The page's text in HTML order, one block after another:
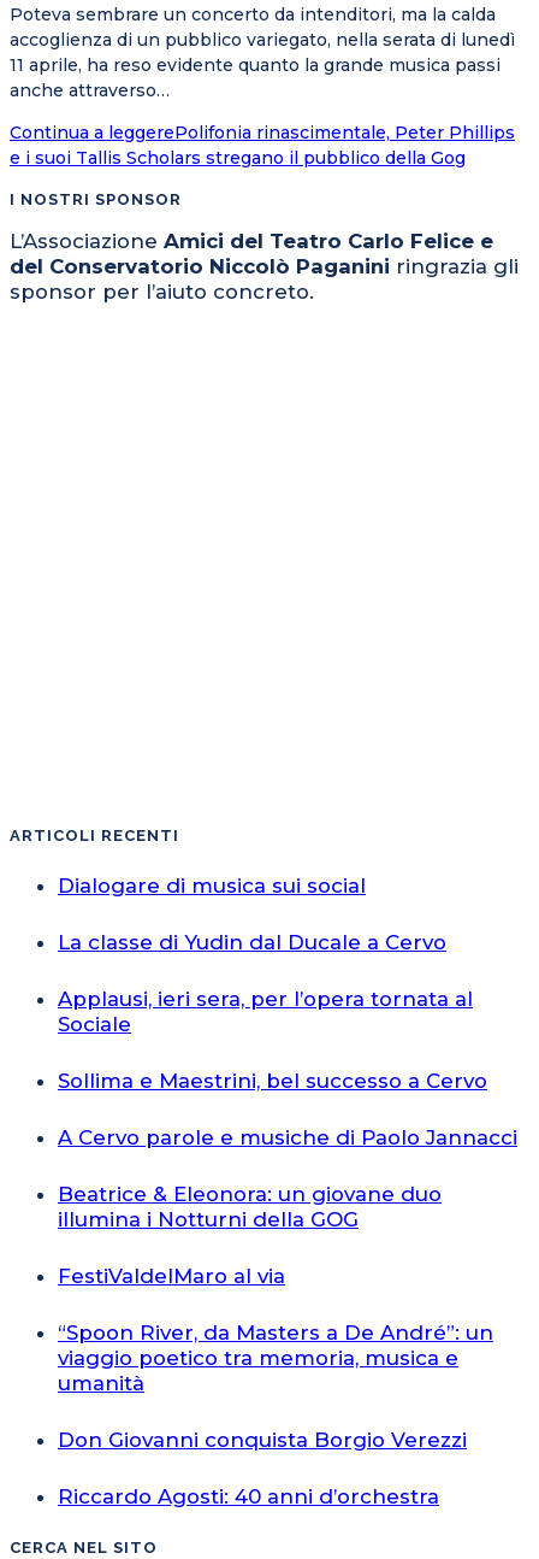
Poteva sembrare un concerto da intenditori, ma la calda
accoglienza di un pubblico variegato, nella serata di lunedì
11 aprile, ha reso evidente quanto la grande musica passi
anche attraverso…
Continua a leggerePolifonia rinascimentale, Peter Phillips
e i suoi Tallis Scholars stregano il pubblico della Gog
I NOSTRI SPONSOR
L’Associazione Amici del Teatro Carlo Felice e
del Conservatorio Niccolò Paganini ringrazia gli
sponsor per l’aiuto concreto.
ARTICOLI RECENTI
Dialogare di musica sui social
La classe di Yudin dal Ducale a Cervo
Applausi, ieri sera, per l’opera tornata al
Sociale
Sollima e Maestrini, bel successo a Cervo
A Cervo parole e musiche di Paolo Jannacci
Beatrice & Eleonora: un giovane duo
illumina i Notturni della GOG
FestiValdelMaro al via
“Spoon River, da Masters a De André”: un
viaggio poetico tra memoria, musica e
umanità
Don Giovanni conquista Borgio Verezzi
Riccardo Agosti: 40 anni d’orchestra
CERCA NEL SITO